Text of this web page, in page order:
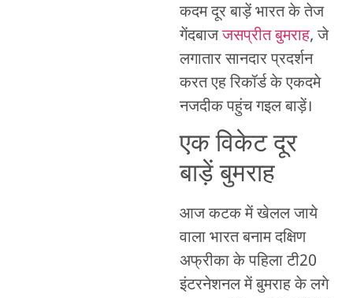
कदम दूर बाड़ें भारत के तेज
गेंदबाजजसप्रीत बुमराह, जे
लगातार सानदार प्रदर्शन
करत एह रिकॉर्ड के एकदमे
नजदीक पहुंच गइल बाड़ें।
एक विकेट दूर
बाड़ें बुमराह
आज कटक में खेलल जाये
वाला भारत बनाम दक्षिण
अफ्रीका के पहिला टी20
इंटरनेशनल में बुमराह के लगे